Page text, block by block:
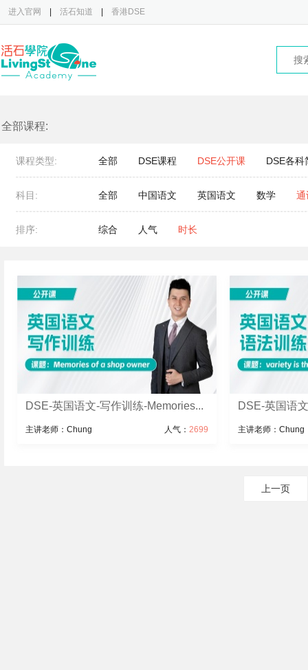
进入官网 活石知道 香港DSE
全部课程:
课程类型: 全部 DSE课程 DSE公开课 DSE各科
科目: 全部 中国语文 英国语文 数学 通
排序: 综合 人气 时长
DSE-英国语文-写作训练-Memories...
主讲老师：Chung 人气： 2699
DSE-英国语
主讲老师：Chung
上一页